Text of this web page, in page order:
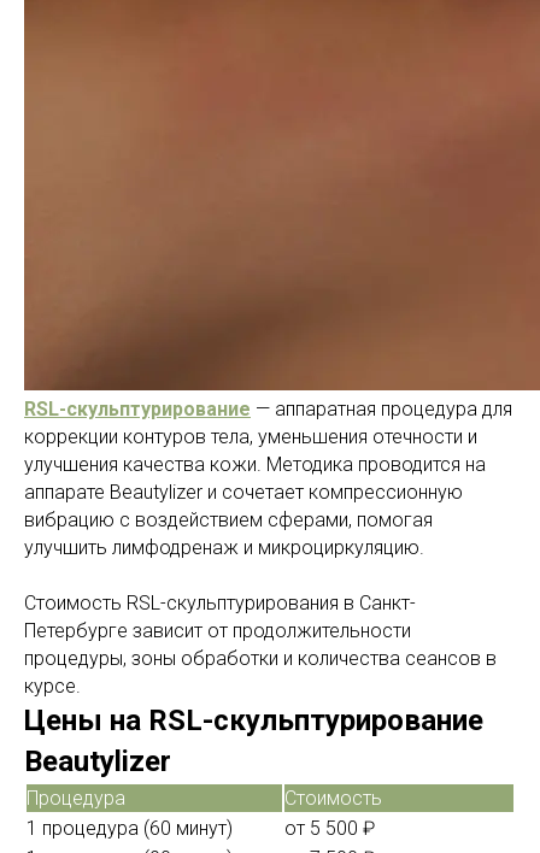
RSL-скульптурирование — аппаратная процедура для
коррекции контуров тела, уменьшения отечности и
улучшения качества кожи. Методика проводится на
аппарате Beautylizer и сочетает компрессионную
вибрацию с воздействием сферами, помогая
улучшить лимфодренаж и микроциркуляцию.
Стоимость RSL-скульптурирования в Санкт-
Петербурге зависит от продолжительности
процедуры, зоны обработки и количества сеансов в
курсе.
Цены на RSL-скульптурирование
Beautylizer
Процедура
Стоимость
1 процедура (60 минут)
от 5 500 ₽